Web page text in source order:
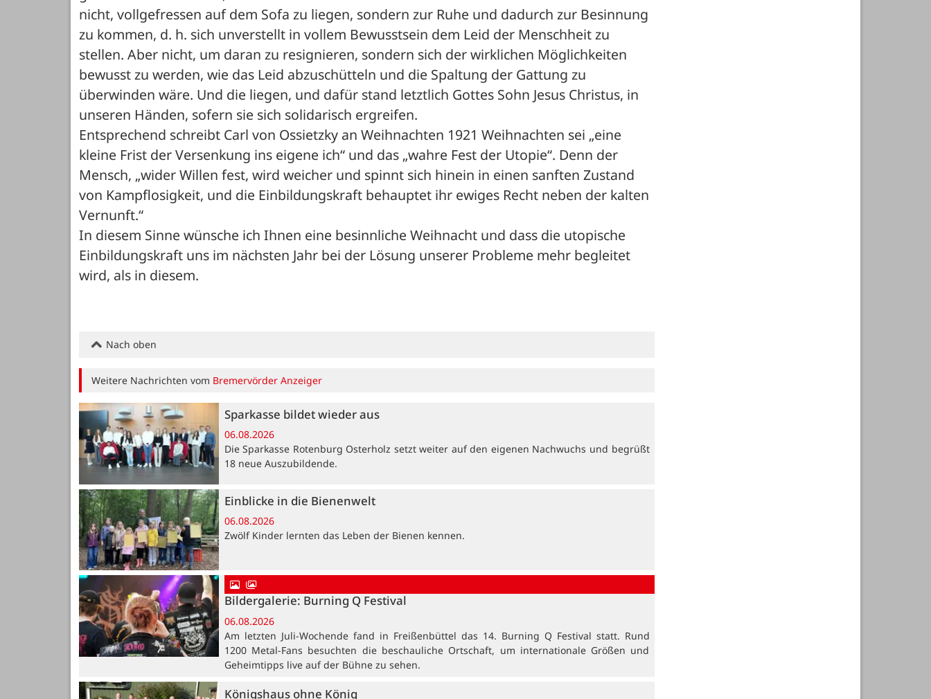
nicht, vollgefressen auf dem Sofa zu liegen, sondern zur Ruhe und dadurch zur Besinnung
zu kommen, d. h. sich unverstellt in vollem Bewusstsein dem Leid der Menschheit zu
stellen. Aber nicht, um daran zu resignieren, sondern sich der wirklichen Möglichkeiten
bewusst zu werden, wie das Leid abzuschütteln und die Spaltung der Gattung zu
überwinden wäre. Und die liegen, und dafür stand letztlich Gottes Sohn Jesus Christus, in
unseren Händen, sofern sie sich solidarisch ergreifen.
Entsprechend schreibt Carl von Ossietzky an Weihnachten 1921 Weihnachten sei „eine
kleine Frist der Versenkung ins eigene ich“ und das „wahre Fest der Utopie“. Denn der
Mensch, „wider Willen fest, wird weicher und spinnt sich hinein in einen sanften Zustand
von Kampflosigkeit, und die Einbildungskraft behauptet ihr ewiges Recht neben der kalten
Vernunft.“
In diesem Sinne wünsche ich Ihnen eine besinnliche Weihnacht und dass die utopische
Einbildungskraft uns im nächsten Jahr bei der Lösung unserer Probleme mehr begleitet
wird, als in diesem.
Nach oben
Weitere Nachrichten vom Bremervörder Anzeiger
Sparkasse bildet wieder aus
06.08.2026
Die Sparkasse Rotenburg Osterholz setzt weiter auf den eigenen Nachwuchs und begrüßt
18 neue Auszubildende.
Einblicke in die Bienenwelt
06.08.2026
Zwölf Kinder lernten das Leben der Bienen kennen.
Bildergalerie: Burning Q Festival
06.08.2026
Am letzten Juli-Wochende fand in Freißenbüttel das 14. Burning Q Festival statt. Rund
1200 Metal-Fans besuchten die beschauliche Ortschaft, um internationale Größen und
Geheimtipps live auf der Bühne zu sehen.
Königshaus ohne König